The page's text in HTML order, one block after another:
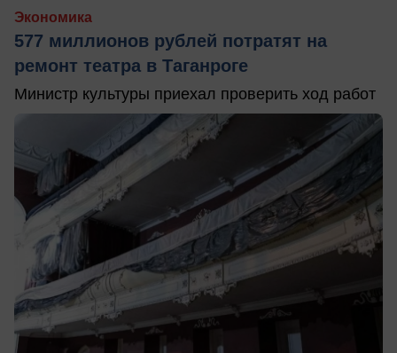
Экономика
577 миллионов рублей потратят на
ремонт театра в Таганроге
Министр культуры приехал проверить ход работ